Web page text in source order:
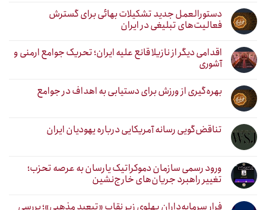
دستورالعمل جدید تشکیلات بهائی برای گسترش
فعالیت‌های تبلیغی در ایران
اقدامی دیگر از نازیلا قانع علیه ایران؛ تحریک جوامع ارمنی و
آشوری
بهره‌گیری از ورزش برای دستیابی به اهداف در جوامع
تناقض‌گویی رسانه آمریکایی درباره یهودیان ایران
ورود رسمی سازمان دموکراتیک یارسان به عرصه تحزب؛
تغییر راهبرد جریان‌های خارج‌نشین
فرار سرمایه‌داران پهلوی زیر نقابِ «تبعید مذهبی»؛ بررسی